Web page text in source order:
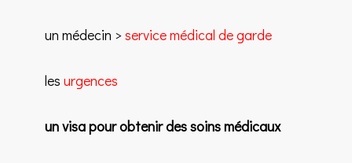
un médecin >service médical de garde
les urgences
un visa pour obtenir des soins médicaux